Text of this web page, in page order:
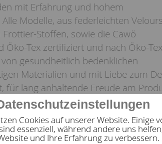
Cookies auf unserer Website. Einige
essenziell, während andere uns
und Ihre Erfahrung zu verbessern.
mit Erfahrung und hohem
Modelle, aus federleichten
Stoffen, sowie die Cawö
Öko-Tex zertifiziert und nach Öko-
gesundheitlich bedenklichen
Materialien und mit Liebe zum
für lang anhaltende Freude am